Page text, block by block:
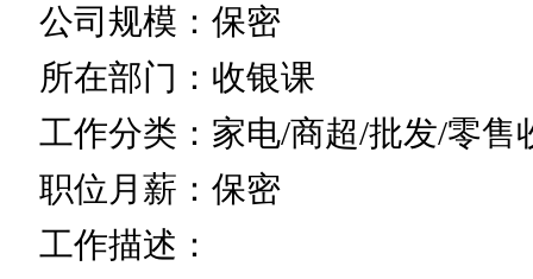
公司规模：保密
所在部门：收银课
工作分类：家电/商超/批发/零售
职位月薪：保密
工作描述：